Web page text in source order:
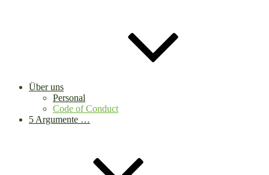
Über uns
Personal
Code of Conduct
5 Argumente …